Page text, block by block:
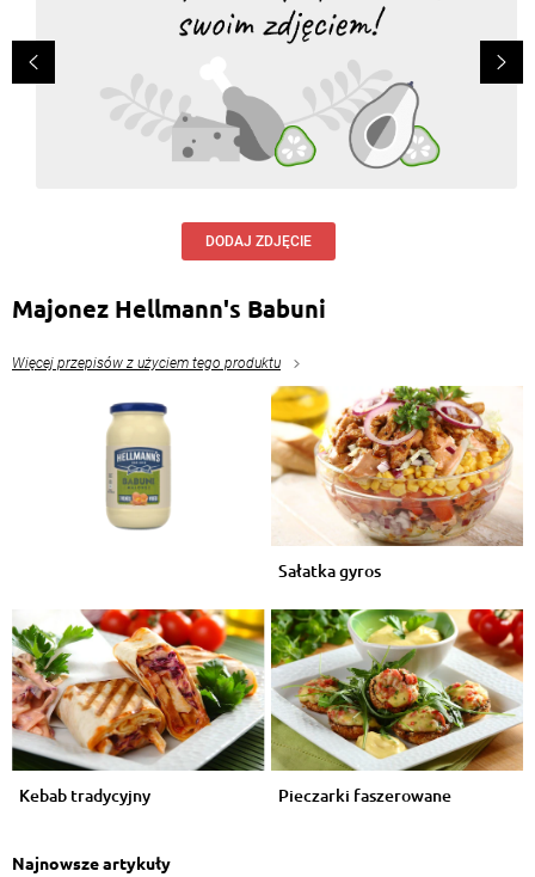
DODAJ ZDJĘCIE
Majonez Hellmann's Babuni
Więcej przepisów z użyciem tego produktu
Sałatka gyros
Kebab tradycyjny Pieczarki faszerowane
Najnowsze artykuły